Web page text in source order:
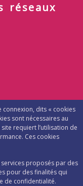
connexion, dits « cookies
sont nécessaires au
requiert l’utilisation de
Ces cookies
proposés par des
pour des finalités qui
de confidentialité.
réseaux